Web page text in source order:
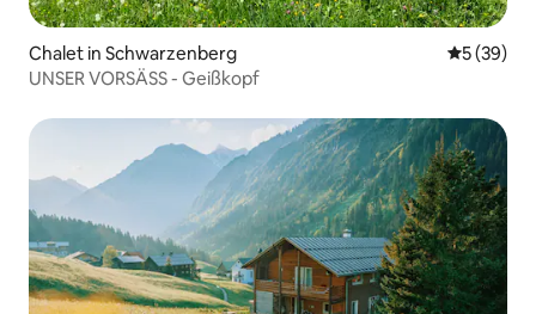
Chalet in Schwarzenberg
5 (39)
UNSER VORSÄSS - Geißkopf